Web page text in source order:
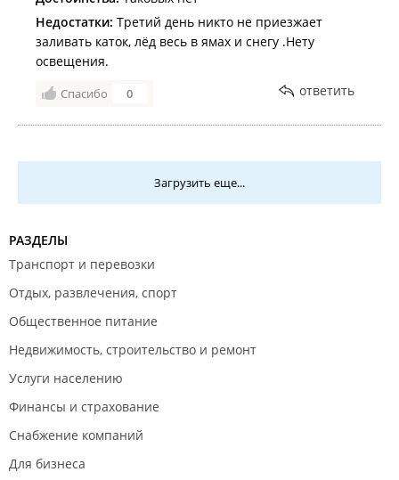
Недостатки: Третий день никто не приезжает
заливать каток, лёд весь в ямах и снегу .Нету
освещения.
Спасибо 0 ответить
Загрузить еще...
РАЗДЕЛЫ
Транспорт и перевозки
Отдых, развлечения, спорт
Общественное питание
Недвижимость, строительство и ремонт
Услуги населению
Финансы и страхование
Снабжение компаний
Для бизнеса